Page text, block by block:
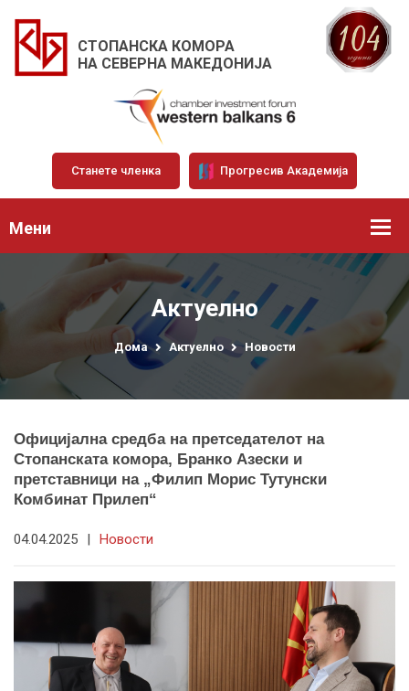
СТОПАНСКА КОМОРА
НА СЕВЕРНА МАКЕДОНИЈА
Станете членка Прогресив Академија
Мени
Актуелно
Дома Актуелно Новости
Официјална средба на претседателот на
Стопанската комора, Бранко Азески и
претставници на „Филип Морис Тутунски
Комбинат Прилеп“
04.04.2025 | Новости